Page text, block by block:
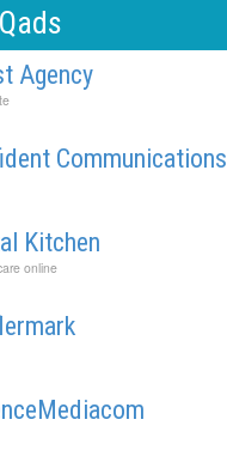
Agency
Communications
Kitchen
online